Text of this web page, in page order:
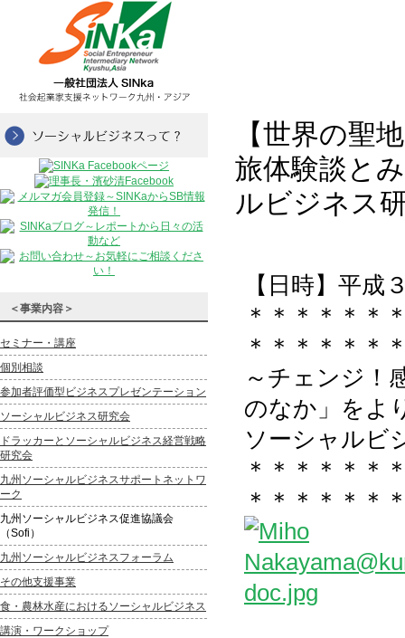
＜事業内容＞
セミナー・講座
個別相談
参加者評価型ビジネスプレゼンテーション
ソーシャルビジネス研究会
ドラッカーとソーシャルビジネス経営戦略
研究会
九州ソーシャルビジネスサポートネットワ
ーク
九州ソーシャルビジネス促進協議会
（Sofi）
九州ソーシャルビジネスフォーラム
その他支援事業
食・農林水産におけるソーシャルビジネス
講演・ワークショップ
【世界の聖
旅体験談と
ルビジネス
【日時】平成
＊＊＊＊＊＊
＊＊＊＊＊＊
～チェンジ！
のなか」をよ
ソーシャルビ
＊＊＊＊＊＊
＊＊＊＊＊＊